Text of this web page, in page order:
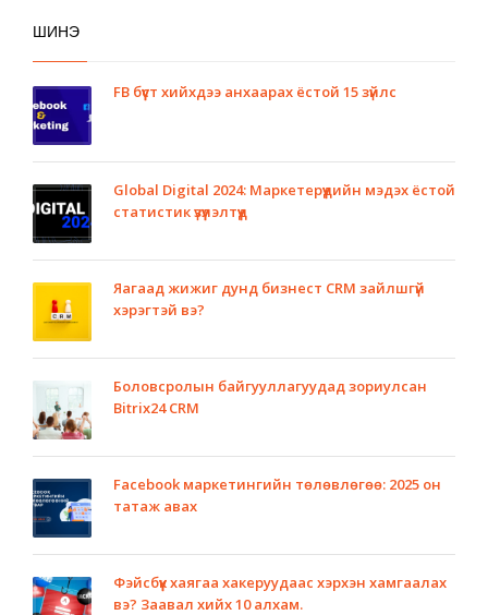
ШИНЭ
FB бүүст хийхдээ анхаарах ёстой 15 зүйлс
Global Digital 2024: Маркетерүүдийн мэдэх ёстой
статистик үзүүлэлтүүд
Яагаад жижиг дунд бизнест CRM зайлшгүй
хэрэгтэй вэ?
Боловсролын байгууллагуудад зориулсан
Bitrix24 CRM
Facebook маркетингийн төлөвлөгөө: 2025 он
татаж авах
Фэйсбүүк хаягаа хакеруудаас хэрхэн хамгаалах
вэ? Заавал хийх 10 алхам.